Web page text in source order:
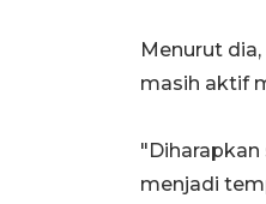
Menurut
masih aktif
menjadi